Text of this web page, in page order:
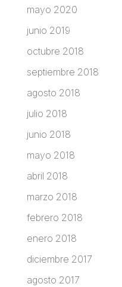
mayo 2020
junio 2019
octubre 2018
septiembre 2018
agosto 2018
julio 2018
junio 2018
mayo 2018
abril 2018
marzo 2018
febrero 2018
enero 2018
diciembre 2017
agosto 2017